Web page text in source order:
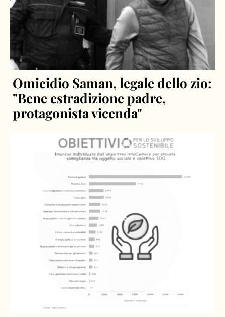
Omicidio Saman, legale dello zio:
"Bene estradizione padre,
protagonista vicenda"